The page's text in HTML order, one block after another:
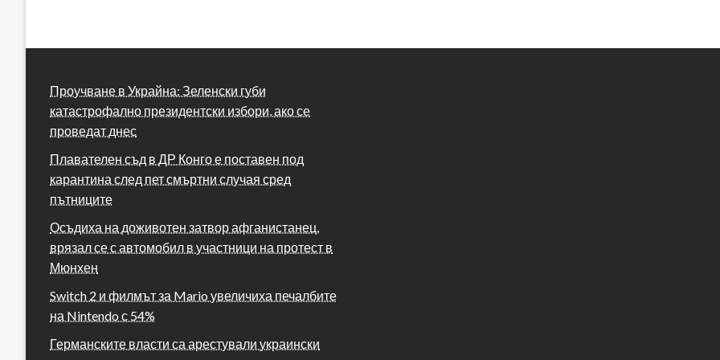
Проучване в Украйна: Зеленски губи
катастрофално президентски избори, ако се
проведат днес
Плавателен съд в ДР Конго е поставен под
карантина след пет смъртни случая сред
пътниците
Осъдиха на доживотен затвор афганистанец,
врязал се с автомобил в участници на протест в
Мюнхен
Switch 2 и филмът за Mario увеличиха печалбите
на Nintendo с 54%
Германските власти са арестували украински